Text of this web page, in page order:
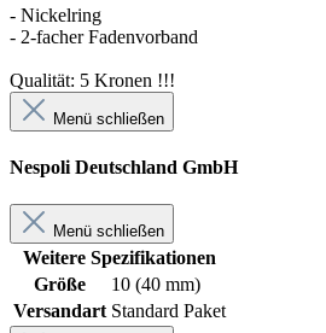
- Nickelring
- 2-facher Fadenvorband
Qualität: 5 Kronen !!!
Menü schließen
Nespoli Deutschland GmbH
Menü schließen
Weitere Spezifikationen
Größe
10 (40 mm)
Versandart Standard Paket